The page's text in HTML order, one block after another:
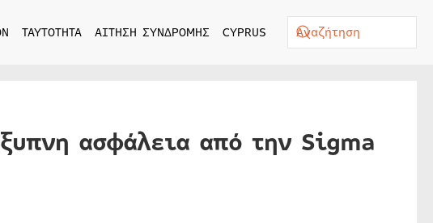
ΤΑΥΤΟΤΗΤΑ ΑΙΤΗΣΗ ΣΥΝΔΡΟΜΗΣ CYPRUS
ασφάλεια από την Sigma